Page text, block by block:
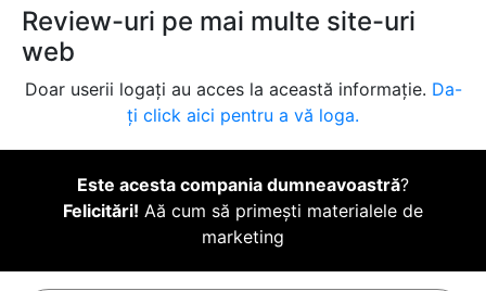
Review-uri pe mai multe site-uri
web
Doar userii logați au acces la această informație. Da-
ți click aici pentru a vă loga.
Este acesta compania dumneavoastră?
Felicitări! Aă cum să primești materialele de
marketing